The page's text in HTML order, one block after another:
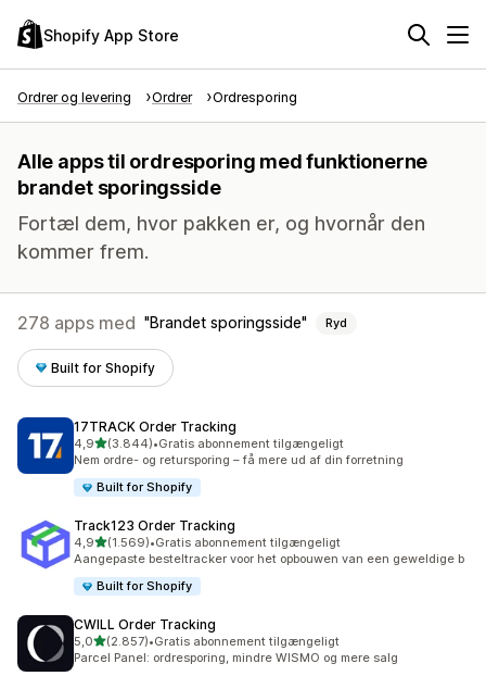
Shopify App Store
Ordrer og levering Ordrer Ordresporing
Alle apps til ordresporing med funktionerne
brandet sporingsside
Fortæl dem, hvor pakken er, og hvornår den
kommer frem.
278 apps med Brandet sporingsside Ryd
Built for Shopify
17TRACK Order Tracking
4,9ud af 5 stjerner
(3.844)
3844 anmeldelser i alt
•Gratis abonnement tilgængeligt
Nem ordre- og retursporing – få mere ud af din forretning
Built for Shopify
Track123 Order Tracking
4,9ud af 5 stjerner
(1.569)
1569 anmeldelser i alt
•Gratis abonnement tilgængeligt
Aangepaste besteltracker voor het opbouwen van een geweldige b
Built for Shopify
CWILL Order Tracking
5,0ud af 5 stjerner
(2.857)
2857 anmeldelser i alt
•Gratis abonnement tilgængeligt
Parcel Panel: ordresporing, mindre WISMO og mere salg